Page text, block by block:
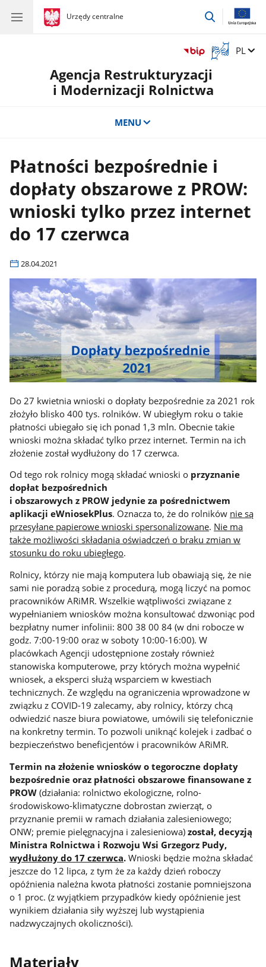
gov.pl
Urzędy centralne
gov.pl
Urzędy
przejdź
Otwórz
okno
z
tłumaczem
Zmień
PL
Agencja Restrukturyzacji
i Modernizacji Rolnictwa
MENU
Płatności bezpośrednie i
dopłaty obszarowe z PROW:
wnioski tylko przez internet
do 17 czerwca
28.04.2021
Do 27 kwietnia wnioski o dopłaty bezpośrednie za 2021 rok
złożyło blisko 400 tys. rolników. W ubiegłym roku o takie
płatności ubiegało się ich ponad 1,3 mln. Obecnie takie
wnioski można składać tylko przez internet. Termin na ich
złożenie został wydłużony do 17 czerwca.
Od tego rok rolnicy mogą składać wnioski o przyznanie
dopłat bezpośrednich
i obszarowych z PROW jedynie za pośrednictwem
aplikacji eWniosekPlus. Oznacza to, że do rolników nie są
przesyłane papierowe wnioski spersonalizowane. Nie ma
także możliwości składania oświadczeń o braku zmian w
stosunku do roku ubiegłego.
Rolnicy, którzy nie mają komputera lub obawiają się, że nie
sami nie poradzą sobie z procedurą, mogą liczyć na pomoc
pracowników ARiMR. Wszelkie wątpliwości związane z
wypełnianiem wniosków można konsultować dzwoniąc pod
bezpłatny numer infolinii: 800 38 00 84 (w dni robocze w
godz. 7:00-19:00 oraz w soboty 10:00-16:00). W
placówkach Agencji udostępnione zostały również
stanowiska komputerowe, przy których można wypełnić
wniosek, a eksperci służą wsparciem w kwestiach
technicznych. Ze względu na ograniczenia wprowadzone w
związku z COVID-19 zalecamy, aby rolnicy, którzy chcą
odwiedzić nasze biura powiatowe, umówili się telefonicznie
na konkretny termin. To pozwoli uniknąć kolejek i zadbać o
bezpieczeństwo beneficjentów i pracowników ARiMR.
Termin na złożenie wniosków o tegoroczne dopłaty
bezpośrednie oraz płatności obszarowe finansowane z
PROW (działania: rolnictwo ekologiczne, rolno-
środowiskowo-klimatyczne dobrostan zwierząt, o
przyznanie premii w ramach działania zalesieniowego;
ONW; premie pielęgnacyjna i zalesieniowa)został, decyzją
Ministra Rolnictwa i Rozwoju Wsi Grzegorz Pudy,
wydłużony do 17 czerwca. Wnioski będzie można składać
jeszcze do 12 lipca, z tym że za każdy dzień roboczy
opóźnienia należna kwota płatności zostanie pomniejszona
o 1 proc. (z wyjątkiem przypadków kiedy opóźnienie jest
wynikiem działania siły wyższej lub wystąpienia
nadzwyczajnych okoliczności).
Materiały